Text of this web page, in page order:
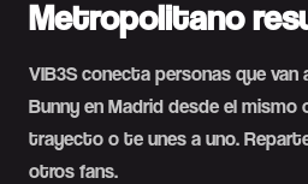
Metropolitano
VIB3S conecta personas que
Bunny en Madrid desde el mismo
trayecto o te unes a uno.
otros fans.